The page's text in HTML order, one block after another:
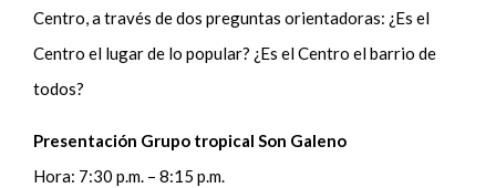
Centro, a través de dos preguntas orientadoras: ¿Es el
Centro el lugar de lo popular? ¿Es el Centro el barrio de
todos?
Presentación Grupo tropical Son Galeno
Hora: 7:30 p.m. – 8:15 p.m.